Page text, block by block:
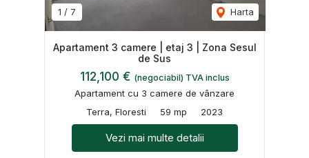
1 / 7 Harta
Apartament 3 camere | etaj 3 | Zona Sesul
de Sus
112,100 € (negociabil) TVA inclus
Apartament cu 3 camere de vânzare
Terra, Floresti
59 mp 2023
Vezi mai multe detalii